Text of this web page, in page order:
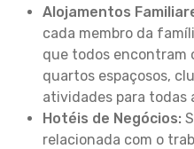
Alojamentos
cada membro da
que todos encontram
quartos espaçosos,
atividades para todas
Hotéis de Negócios:
relacionada com o